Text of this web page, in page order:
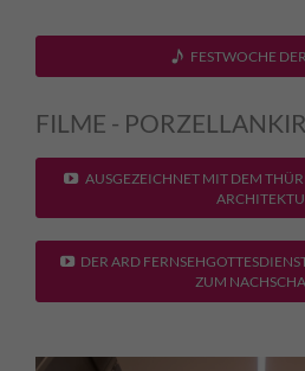
FESTWOCHE
FILME -
AUSGEZEICHNET MIT DEM
DER ARD
UM